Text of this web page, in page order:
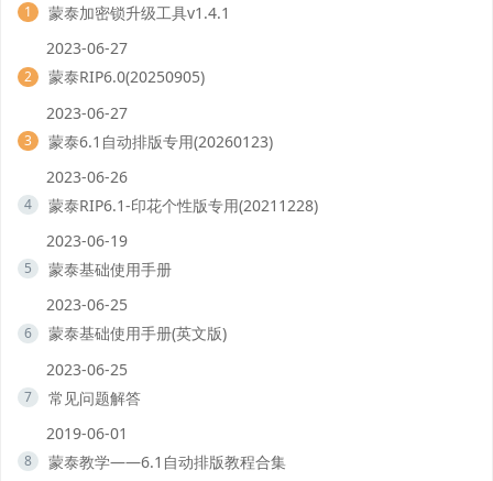
1
蒙泰加密锁升级工具v1.4.1
2023-06-27
2
蒙泰RIP6.0(20250905)
2023-06-27
3
蒙泰6.1自动排版专用(20260123)
2023-06-26
4
蒙泰RIP6.1-印花个性版专用(20211228)
2023-06-19
5
蒙泰基础使用手册
2023-06-25
6
蒙泰基础使用手册(英文版)
2023-06-25
7
常见问题解答
2019-06-01
8
蒙泰教学——6.1自动排版教程合集